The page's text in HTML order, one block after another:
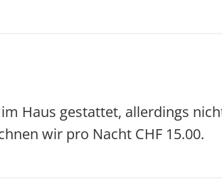
Haus gestattet, allerdings
wir pro Nacht CHF 15.00.